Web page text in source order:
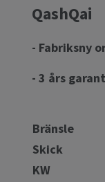
QashQai
- Fabriksny
- 3 års
Bränsle
Skick
KW